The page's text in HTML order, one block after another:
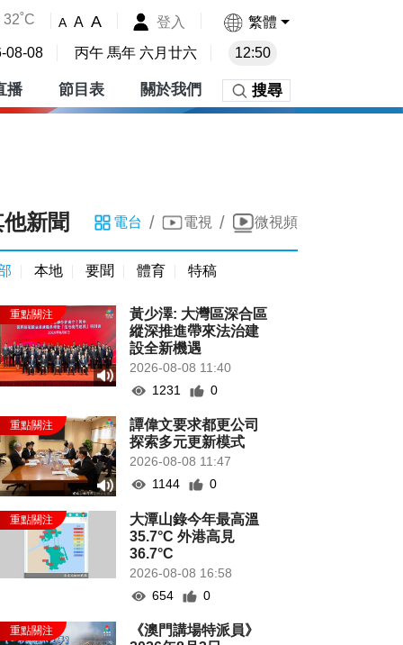
32˚C A A A 登入 繁體
08-08 丙午 馬年 六月廿六 12:50
播 節目表 關於我們 搜尋
新聞 電台 / 電視 / 微視頻
本地 要聞 體育 特稿
黃少澤: 大灣區深合區
縱深推進帶來法治建
設全新機遇
2026-08-08 11:40
1231
0
譚偉文要求都更公司
探索多元更新模式
2026-08-08 11:47
1144
0
大潭山錄今年最高溫
35.7°C 外港高見
36.7°C
2026-08-08 16:58
654
0
《澳門講場特派員》